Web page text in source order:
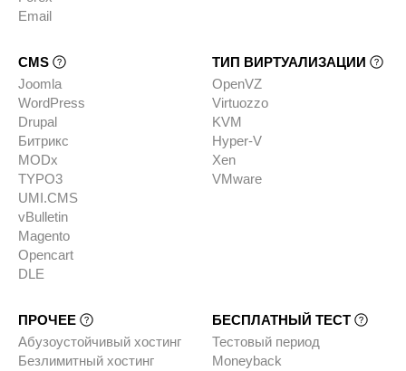
Email
CMS
Joomla
WordPress
Drupal
Битрикс
MODx
TYPO3
UMI.CMS
vBulletin
Magento
Opencart
DLE
ТИП ВИРТУАЛИЗАЦИИ
OpenVZ
Virtuozzo
KVM
Hyper-V
Xen
VMware
ПРОЧЕЕ
Абузоустойчивый хостинг
Безлимитный хостинг
БЕСПЛАТНЫЙ ТЕСТ
Тестовый период
Moneyback